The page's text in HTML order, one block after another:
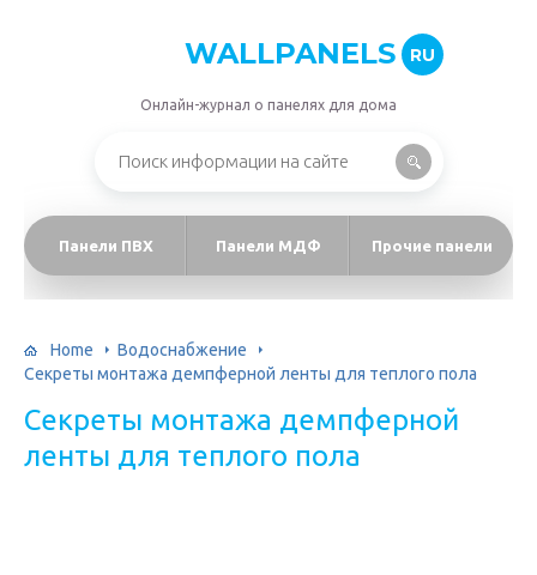
WALLPANELS RU
Онлайн-журнал о панелях для дома
Панели ПВХ Панели МДФ Прочие панели
Home
Водоснабжение
Секреты монтажа демпферной ленты для теплого пола
Секреты монтажа демпферной
ленты для теплого пола